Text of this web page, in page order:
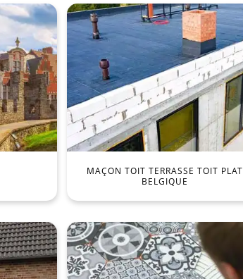
MAÇON TOIT TERRASSE TOIT PLAT
BELGIQUE